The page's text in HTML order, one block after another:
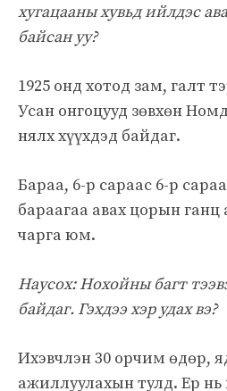
хугацааны хувьд ийлдэс
байсан уу?
1925 онд хотод зам, галт
Усан онгоцууд зөвхөн
нялх хүүхдэд байдаг.
Бараа, 6-р сараас 6-р
бараагаа авах цорын
чарга юм.
Haycox: Нохойны багт
байдаг. Гэхдээ хэр удах вэ?
Ихэвчлэн 30 орчим өдөр,
ажиллуулахын тулд. Ер нь